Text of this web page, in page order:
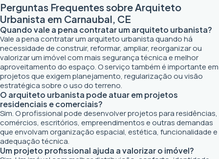
Perguntas Frequentes sobre Arquiteto
Urbanista em Carnaubal, CE
Quando vale a pena contratar um arquiteto urbanista?
Vale a pena contratar um arquiteto urbanista quando há
necessidade de construir, reformar, ampliar, reorganizar ou
valorizar um imóvel com mais segurança técnica e melhor
aproveitamento do espaço. O serviço também é importante em
projetos que exigem planejamento, regularização ou visão
estratégica sobre o uso do terreno.
O arquiteto urbanista pode atuar em projetos
residenciais e comerciais?
Sim. O profissional pode desenvolver projetos para residências,
comércios, escritórios, empreendimentos e outras demandas
que envolvam organização espacial, estética, funcionalidade e
adequação técnica.
Um projeto profissional ajuda a valorizar o imóvel?